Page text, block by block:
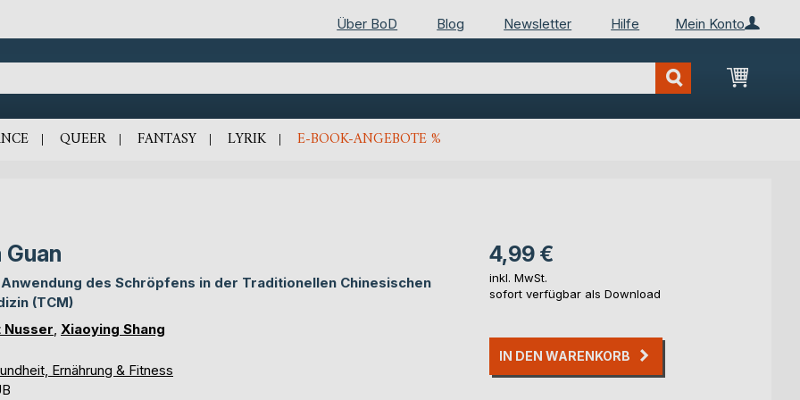
Mein Konto
Über BoD Blog Newsletter Hilfe
Mein
QUEER FANTASY LYRIK E-BOOK-ANGEBOTE %
Guan
Anwendung des Schröpfens in der Traditionellen Chinesischen
(TCM)
Nusser Xiaoying Shang
Ernährung & Fitness
4,99 €
inkl. MwSt.
sofort verfügbar als Download
IN DEN WARENKORB